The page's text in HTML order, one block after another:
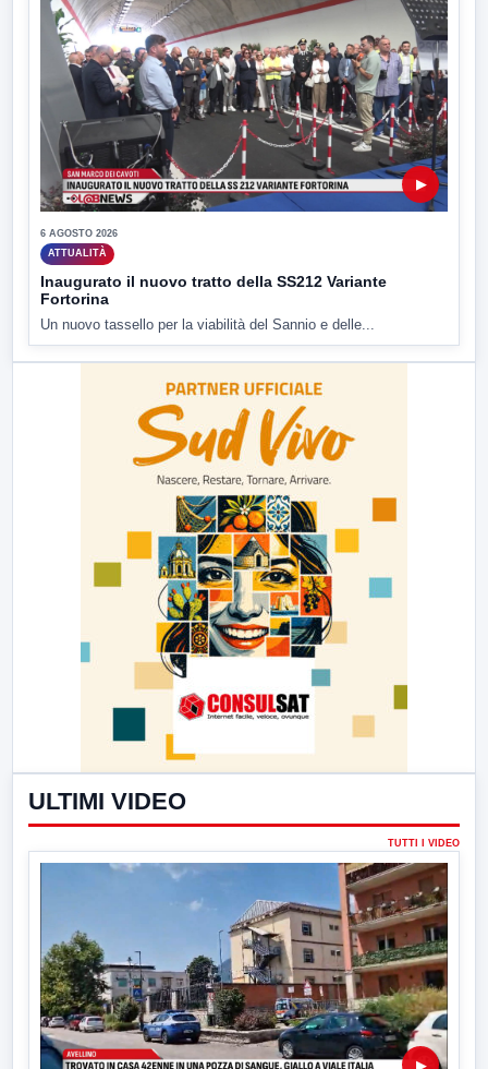
▶
6 AGOSTO 2026
ATTUALITÀ
Inaugurato il nuovo tratto della SS212 Variante
Fortorina
Un nuovo tassello per la viabilità del Sannio e delle...
ULTIMI VIDEO
TUTTI I VIDEO
▶